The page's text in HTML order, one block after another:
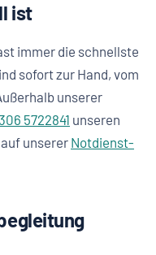
ist
immer die schnellste
sofort zur Hand, vom
unserer
5722841 unseren
unserer Notdienst-